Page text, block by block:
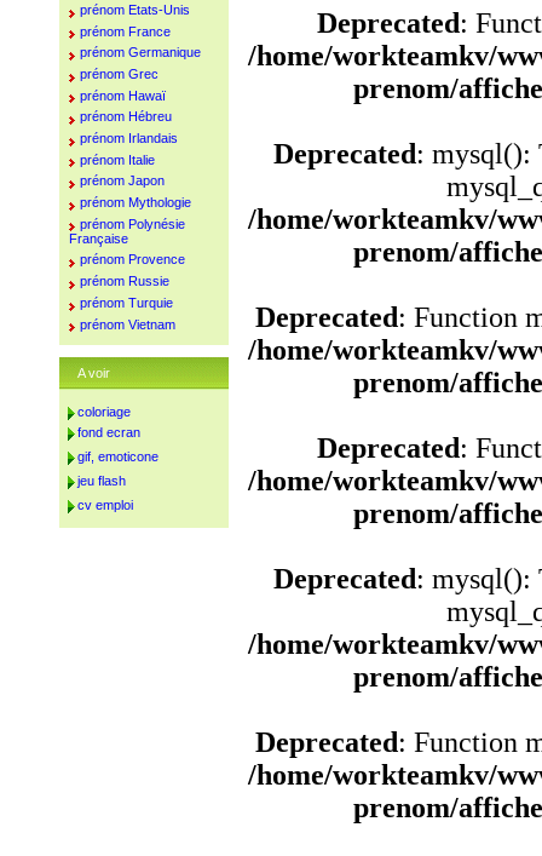
Deprecated:
/home/workteamkv/
prenom/
Deprecated: mysql():
/home/workteamkv/
prenom/
Deprecated: Function
/home/workteamkv/
prenom/
Deprecated:
/home/workteamkv/
prenom/
Deprecated: mysql():
/home/workteamkv/
prenom/
Deprecated: Function
/home/workteamkv/
prenom/
prénom Etats-Unis
prénom France
prénom Germanique
prénom Grec
prénom Hawaï
prénom Hébreu
prénom Irlandais
prénom Italie
prénom Japon
prénom Mythologie
prénom Polynésie
Française
prénom Provence
prénom Russie
prénom Turquie
prénom Vietnam
A voir
coloriage
fond ecran
gif, emoticone
jeu flash
cv emploi